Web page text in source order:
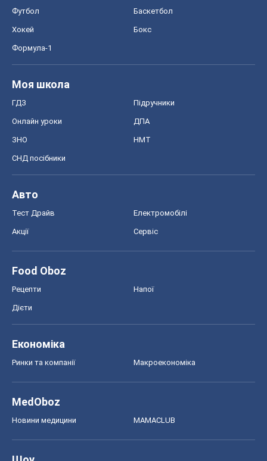
Футбол Баскетбол
Хокей Бокс
Формула-1
Моя школа
ГДЗ Підручники
Онлайн уроки ДПА
ЗНО НМТ
СНД посібники
Авто
Тест Драйв Електромобілі
Акції Сервіс
Food Oboz
Рецепти Напої
Дієти
Економіка
Ринки та компанії Макроекономіка
MedOboz
Новини медицини MAMACLUB